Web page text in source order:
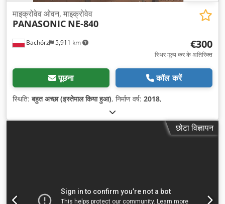
Bachórz 5,911 km
माइक्रोवेव ओवन, माइक्रोवेव
PANASONIC NE-840
€300
स्थिर मूल्य कर के अतिरिक्त
पूछना कॉल करें
स्थिति:बहुत अच्छा (इस्तेमाल किया हुआ), निर्माण वर्ष: 2018,
छोटा विज्ञापन